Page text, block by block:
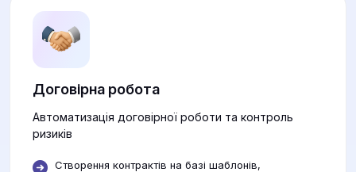
Договірна робота
Автоматизація договірної роботи та контроль
ризиків
Створення контрактів на базі шаблонів,